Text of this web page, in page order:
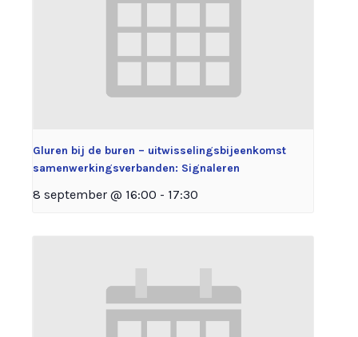
Gluren bij de buren – uitwisselingsbijeenkomst
samenwerkingsverbanden: Signaleren
8 september @ 16:00 - 17:30